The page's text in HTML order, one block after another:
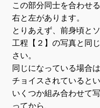
この部分同士を合わせ
右と左があります。
とりあえず、前身頃と
工程【２】の写真と同
さい。
同じになっている場合
チョイスされていると
いくつか組み合わせて
ってから、